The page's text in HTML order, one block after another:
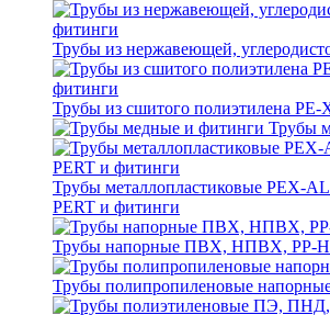
Трубы из нержавеющей,
Трубы из сшитого полиэтилена
Трубы
Трубы металлопластиковые PEX-
PERT и фитинги
Трубы напорные ПВХ, НПВХ, PP-H
Трубы полипропиленовые